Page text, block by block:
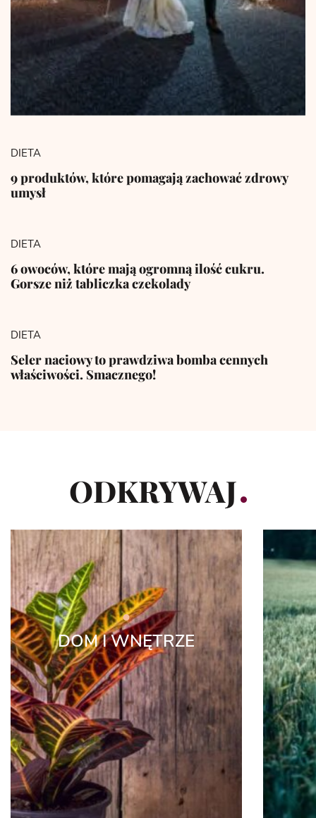
DIETA
9 produktów, które pomagają zachować zdrowy
umysł
DIETA
6 owoców, które mają ogromną ilość cukru.
Gorsze niż tabliczka czekolady
DIETA
Seler naciowy to prawdziwa bomba cennych
właściwości. Smacznego!
ODKRYWAJ
DOM I WNĘTRZE